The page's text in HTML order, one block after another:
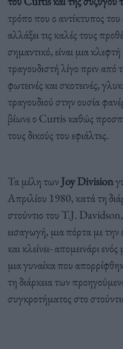
τρόπο που ο αντίκτυπος
αλλάξει τις καλές τους
σημαντικό, είναι μια
τραγουδιστή λίγο πριν από
φωτεινές και σκοτεινές,
τραγουδιού στην ουσία
βίωνε ο Curtis καθώς
τους δικούς του εφιάλτες.
Τα μέλη των Joy Division
Απριλίου 1980, κατά τη
στούντιο του T.J.
εισαγωγή, μια πόρτα με την
και κλείνει- απομεινάρι
μια γυναίκα που
τη διάρκεια των
συγκροτήματος στο